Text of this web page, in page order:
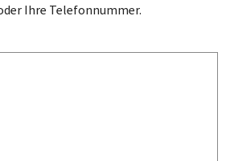
Ihre Telefonnummer.